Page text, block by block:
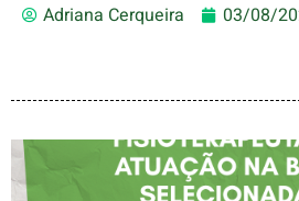
Adriana Cerqueira 03/08/